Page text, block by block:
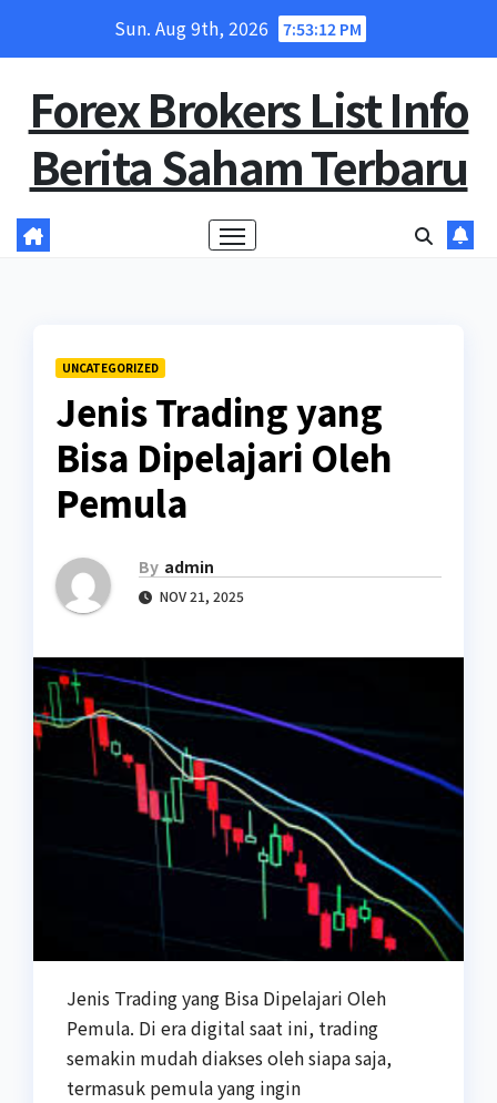
Sun. Aug 9th, 2026 7:53:13 PM
Forex Brokers List Info
Berita Saham Terbaru
UNCATEGORIZED
Jenis Trading yang
Bisa Dipelajari Oleh
Pemula
By admin
NOV 21, 2025
Jenis Trading yang Bisa Dipelajari Oleh
Pemula. Di era digital saat ini, trading
semakin mudah diakses oleh siapa saja,
termasuk pemula yang ingin